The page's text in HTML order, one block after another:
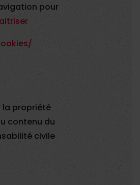
pour
la propriété
contenu du
civile